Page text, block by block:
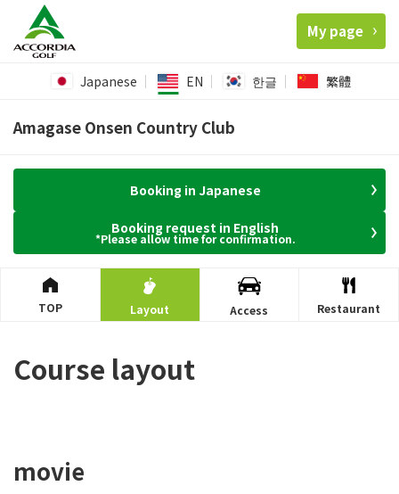
My page
Japanese EN 한글 繁體
Amagase Onsen Country Club
Booking in Japanese
Booking request in English
*Please allow time for confirmation.
TOP Layout Access Restaurant
Course layout
movie